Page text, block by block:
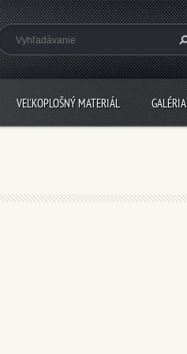
VEĽKOPLOŠNÝ MATERIÁL GALÉRIA